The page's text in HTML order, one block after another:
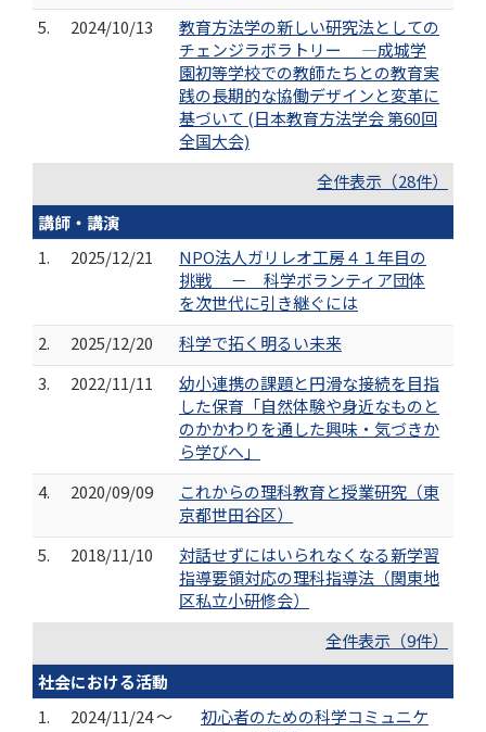
5.
2024/10/13
教育方法学の新しい研究法としての
チェンジラボラトリー —成城学
園初等学校での教師たちとの教育実
践の長期的な協働デザインと変革に
基づいて (日本教育方法学会 第60回
全国大会)
全件表示（28件）
講師・講演
1.
2025/12/21
NPO法人ガリレオ工房４１年目の
挑戦 － 科学ボランティア団体
を次世代に引き継ぐには
2.
2025/12/20
科学で拓く明るい未来
3.
2022/11/11
幼小連携の課題と円滑な接続を目指
した保育「自然体験や身近なものと
のかかわりを通した興味・気づきか
ら学びへ」
4.
2020/09/09
これからの理科教育と授業研究（東
京都世田谷区）
5.
2018/11/10
対話せずにはいられなくなる新学習
指導要領対応の理科指導法（関東地
区私立小研修会）
全件表示（9件）
社会における活動
1.
2024/11/24 ～
初心者のための科学コミュニケ